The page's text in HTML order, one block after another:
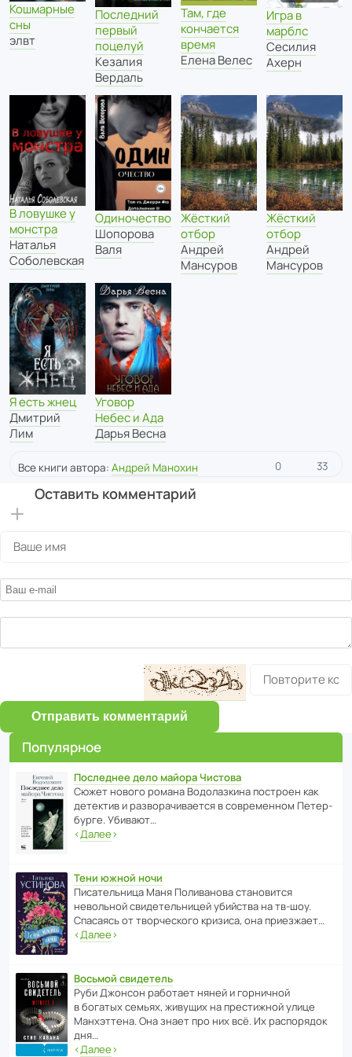
Кошмарные
сны
элвт
Последний
первый
поцелуй
Кезалия
Вердаль
Там, где
кончается
время
Елена Велес
Игра в
марблс
Сесилия
Ахерн
В ловушке у
монстра
Наталья
Соболевская
Одиночество
Шопорова
Валя
Жёсткий
отбор
Андрей
Мансуров
Жёсткий
отбор
Андрей
Мансуров
Я есть жнец
Дмитрий
Лим
Уговор
Небес и Ада
Дарья Весна
Все книги автора: Андрей Манохин 0 33
Оставить комментарий
Отправить комментарий
Популярное
Последнее дело майора Чистова
Сюжет нового романа Водо­ла­з­кина пост­роен как
дете­ктив и разво­ра­чи­ва­ется в совре­менном Пете­р­
бурге. Убивают…
‹Далее›
Тени южной ночи
Писа­тель­ница Маня Поли­ва­нова стано­вится
невольной свиде­тель­ницей убийства на тв-шоу.
Спасаясь от твор­че­с­кого кризиса, она приезжает…
‹Далее›
Восьмой свидетель
Руби Джонсон рабо­тает няней и горни­чной
в богатых семьях, живущих на прес­ти­жной улице
Манх­эт­тена. Она знает про них всё. Их распо­рядок
дня…
‹Далее›